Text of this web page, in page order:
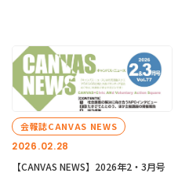
2026.02.28
会報誌CANVAS NEWS
【CANVAS NEWS】2026年2・3月号